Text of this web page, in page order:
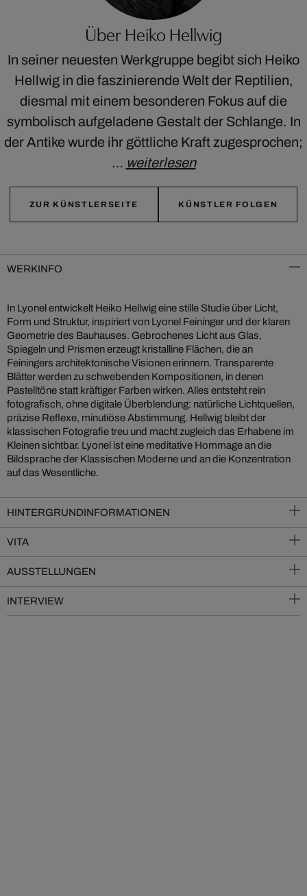
Über Heiko Hellwig
In seiner neuesten Werkgruppe begibt sich Heiko
Hellwig in die faszinierende Welt der Reptilien,
diesmal mit einem besonderen Fokus auf die
symbolisch aufgeladene Gestalt der Schlange. In
der Antike wurde ihr göttliche Kraft zugesprochen;
… weiterlesen
ZUR KÜNSTLERSEITE KÜNSTLER FOLGEN
WERKINFO
In Lyonel entwickelt Heiko Hellwig eine stille Studie über Licht,
Form und Struktur, inspiriert von Lyonel Feininger und der klaren
Geometrie des Bauhauses. Gebrochenes Licht aus Glas,
Spiegeln und Prismen erzeugt kristalline Flächen, die an
Feiningers architektonische Visionen erinnern. Transparente
Blätter werden zu schwebenden Kompositionen, in denen
Pastelltöne statt kräftiger Farben wirken. Alles entsteht rein
fotografisch, ohne digitale Überblendung: natürliche Lichtquellen,
präzise Reflexe, minutiöse Abstimmung. Hellwig bleibt der
klassischen Fotografie treu und macht zugleich das Erhabene im
Kleinen sichtbar. Lyonel ist eine meditative Hommage an die
Bildsprache der Klassischen Moderne und an die Konzentration
auf das Wesentliche.
HINTERGRUNDINFORMATIONEN
VITA
AUSSTELLUNGEN
INTERVIEW